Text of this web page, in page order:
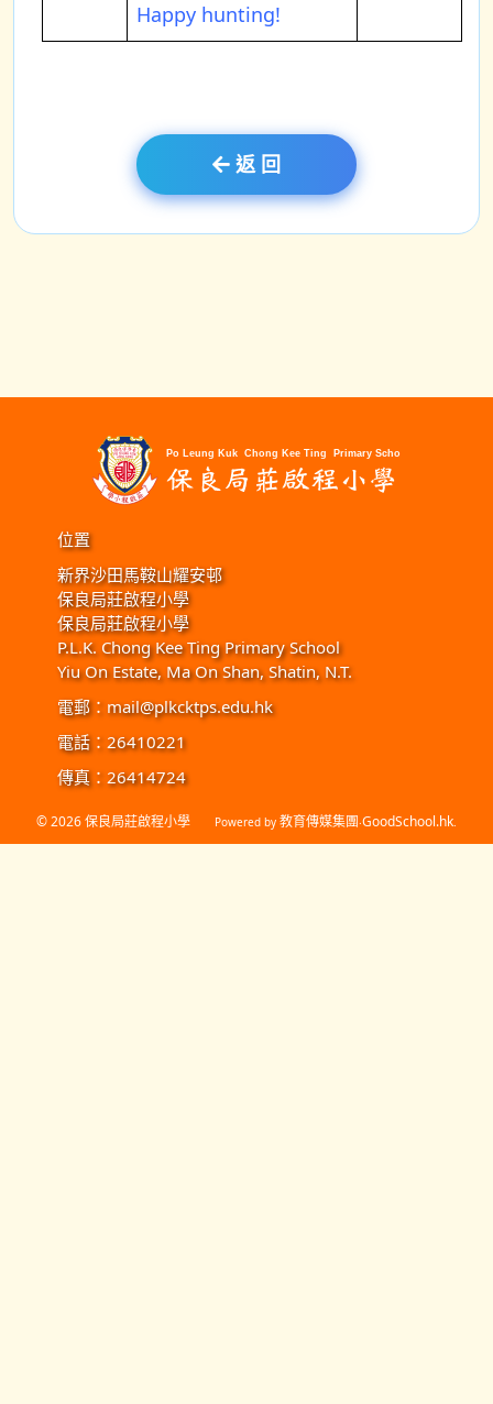
Happy hunting!
返 回
位置
新界沙田馬鞍山耀安邨
保良局莊啟程小學
保良局莊啟程小學
P.L.K. Chong Kee Ting Primary School
Yiu On Estate, Ma On Shan, Shatin, N.T.
電郵： mail@plkcktps.edu.hk
電話：26410221
傳真：26414724
© 2026保良局莊啟程小學 Powered by 教育傳媒集團‧GoodSchool.hk.